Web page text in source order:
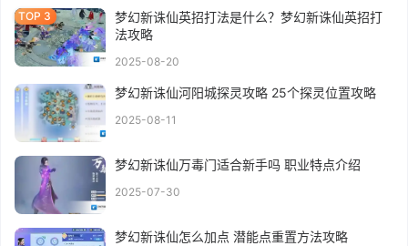
梦幻新诛仙英招打法是什么？梦幻新诛仙英招打
法攻略
2025-08-20
梦幻新诛仙河阳城探灵攻略 25个探灵位置攻略
2025-08-11
梦幻新诛仙万毒门适合新手吗 职业特点介绍
2025-07-30
梦幻新诛仙怎么加点 潜能点重置方法攻略